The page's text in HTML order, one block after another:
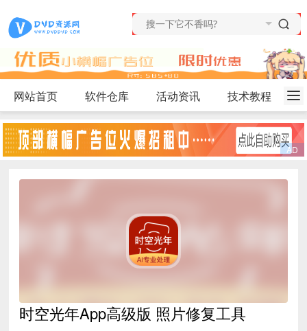
网站首页 软件仓库 活动资讯 技术教程
时空光年App高级版 照片修复工具